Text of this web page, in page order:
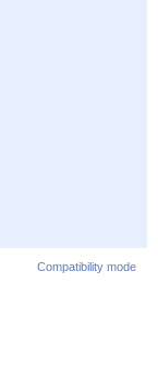
Compatibility mode